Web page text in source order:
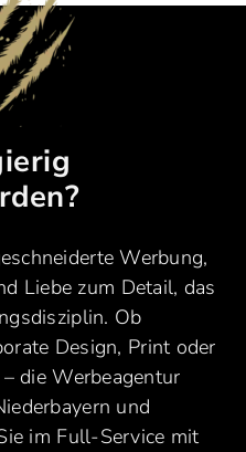
Werbung,
Liebe zum Detail, das
Ob
Design, Print oder
die Werbeagentur
und
im Full-Service mit